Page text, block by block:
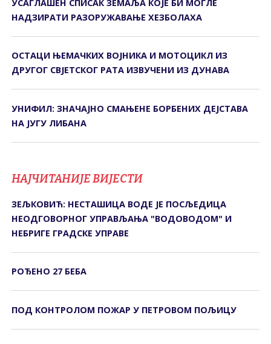
УСАГЛАШЕН СПИСАК ЗЕМАЉА КОЈЕ БИ МОГЛЕ
НАДЗИРАТИ РАЗОРУЖАВАЊЕ ХЕЗБОЛАХА
ОСТАЦИ ЊЕМАЧКИХ ВОЈНИКА И МОТОЦИКЛ ИЗ
ДРУГОГ СВЈЕТСКОГ РАТА ИЗВУЧЕНИ ИЗ ДУНАВА
УНИФИЛ: ЗНАЧАЈНО СМАЊЕНЕ БОРБЕНИХ ДЕЈСТАВА
НА ЈУГУ ЛИБАНА
НАЈЧИТАНИЈЕ ВИЈЕСТИ
ЗЕЉКОВИЋ: НЕСТАШИЦА ВОДЕ ЈЕ ПОСЉЕДИЦА
НЕОДГОВОРНОГ УПРАВЉАЊА "ВОДОВОДОМ" И
НЕБРИГЕ ГРАДСКЕ УПРАВЕ
РОЂЕНО 27 БЕБА
ПОД КОНTРОЛОМ ПОЖАР У ПЕTРОВОМ ПОЉИЦУ